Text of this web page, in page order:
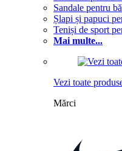
Sandale pentru
Șlapi și papuci
Teniși de sport
Mai multe...
Vezi toate
Mărci